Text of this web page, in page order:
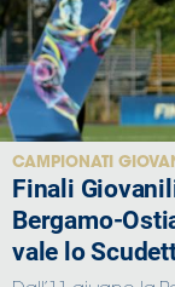
Area
Media
Contatti
Assicurazione
CAMPIONATI
Finali
Bergamo-
vale lo